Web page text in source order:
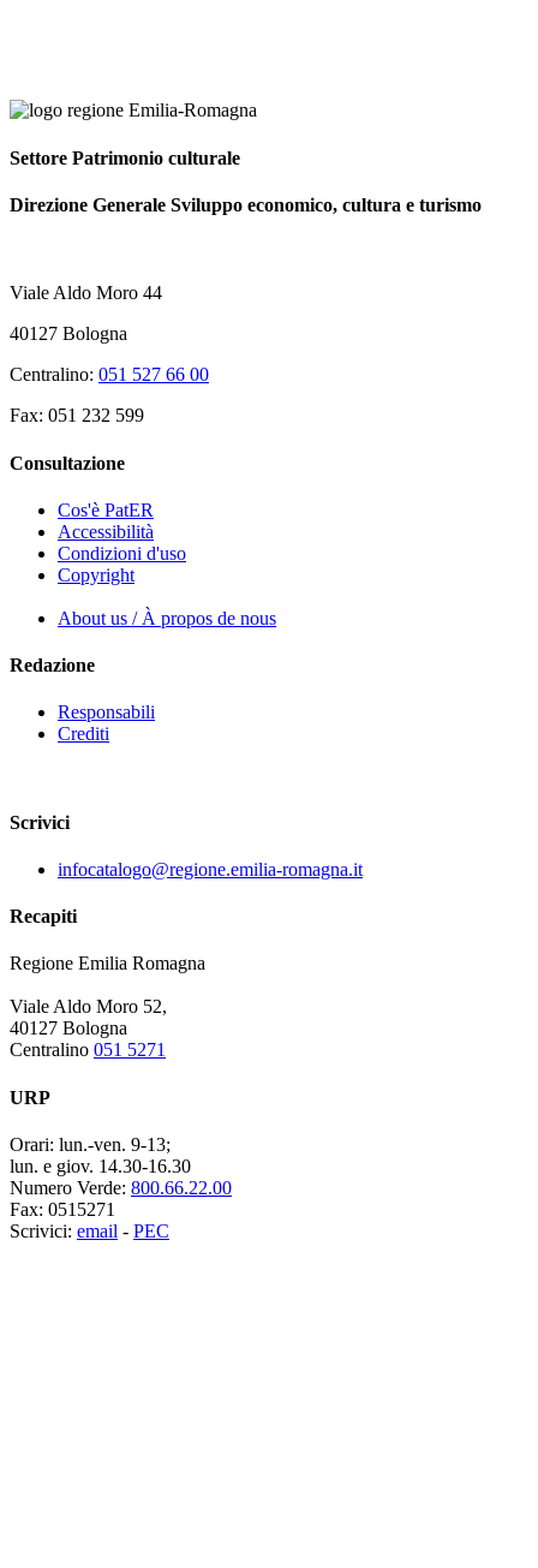
Settore Patrimonio culturale
Direzione Generale Sviluppo economico, cultura e turismo
Viale Aldo Moro 44
40127 Bologna
Centralino: 051 527 66 00
Fax: 051 232 599
Consultazione
Cos'è PatER
Accessibilità
Condizioni d'uso
Copyright
About us / À propos de nous
Redazione
Responsabili
Crediti
Scrivici
infocatalogo@regione.emilia-romagna.it
Recapiti
Regione Emilia Romagna
Viale Aldo Moro 52,
40127 Bologna
Centralino 051 5271
URP
Orari: lun.-ven. 9-13;
lun. e giov. 14.30-16.30
Numero Verde: 800.66.22.00
Fax: 0515271
Scrivici: email - PEC